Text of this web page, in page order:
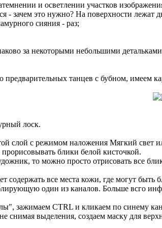
и осветлении участков
- зачем это нужно? На поверхности лежат
сияния - раз;
за некоторыми небольшими
предварительных танцев с бубном, имеем
лоск.
слой с режимом наложения Мягкий свет
блики белой кисточкой.
то можно просто отрисовать все
содержать все места кожи, где могут быть
один из каналов. Больше всго
зажимаем CTRL и кликаем по синему
снимая выделения, создаем маску для